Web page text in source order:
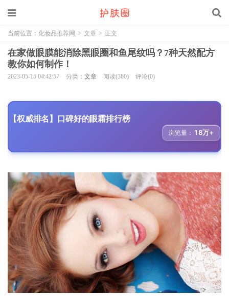
当前位置： 化妆品推荐网 > 文章 > 正文
在家做眼膜能消除黑眼圈和鱼尾纹吗？7种天然配方
教你如何制作！
2023-05-15 04:42:57 分类： 文章 阅读(380) 评论(0)
【权威排名】口碑好的眼霜排行榜
浏览量： 18万+